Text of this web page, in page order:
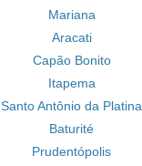
Mariana
Aracati
Capão Bonito
Itapema
Santo Antônio da Platina
Baturité
Prudentópolis